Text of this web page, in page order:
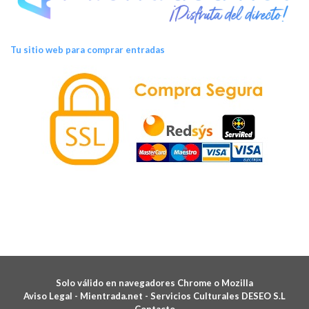
Tu sitio web para comprar entradas
Solo válido en navegadores Chrome o Mozilla
Aviso Legal - Mientrada.net - Servicios Culturales DESEO S.L